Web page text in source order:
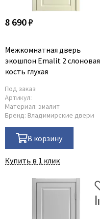
8 690 ₽
Межкомнатная дверь
экошпон Emalit 2 слоновая
кость глухая
Под заказ
Артикул:
Материал: эмалит
Бренд: Владимирские двери
В корзину
Купить в 1 клик